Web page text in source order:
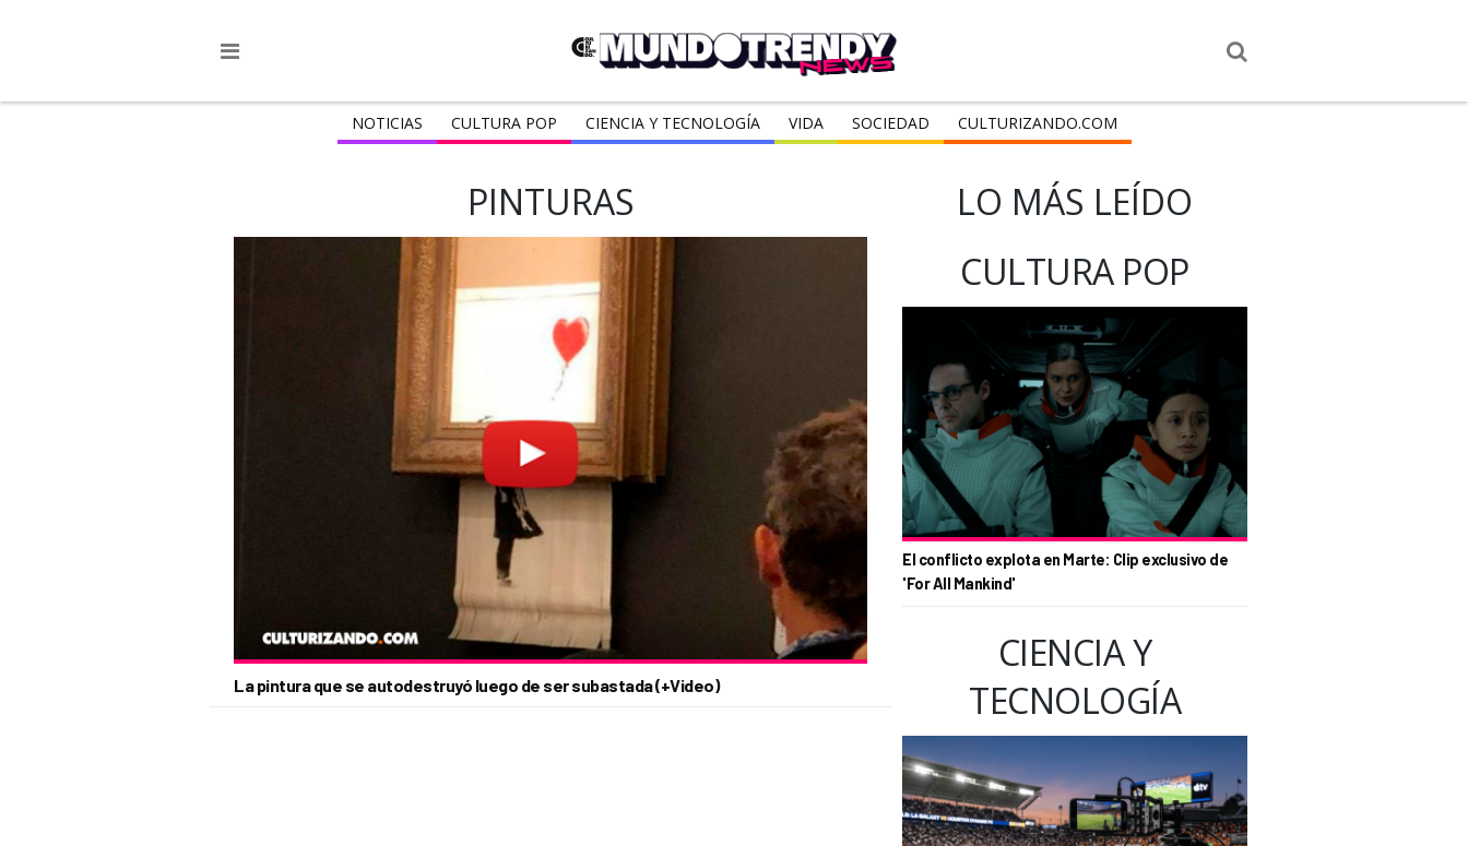
NOTICIAS CULTURA POP CIENCIA Y TECNOLOGÍA VIDA SOCIEDAD CULTURIZANDO.COM
PINTURAS
La pintura que se autodestruyó luego de ser subastada (+Video)
LO MÁS LEÍDO
CULTURA POP
El conflicto explota en Marte: Clip exclusivo de
'For All Mankind'
CIENCIA Y
TECNOLOGÍA